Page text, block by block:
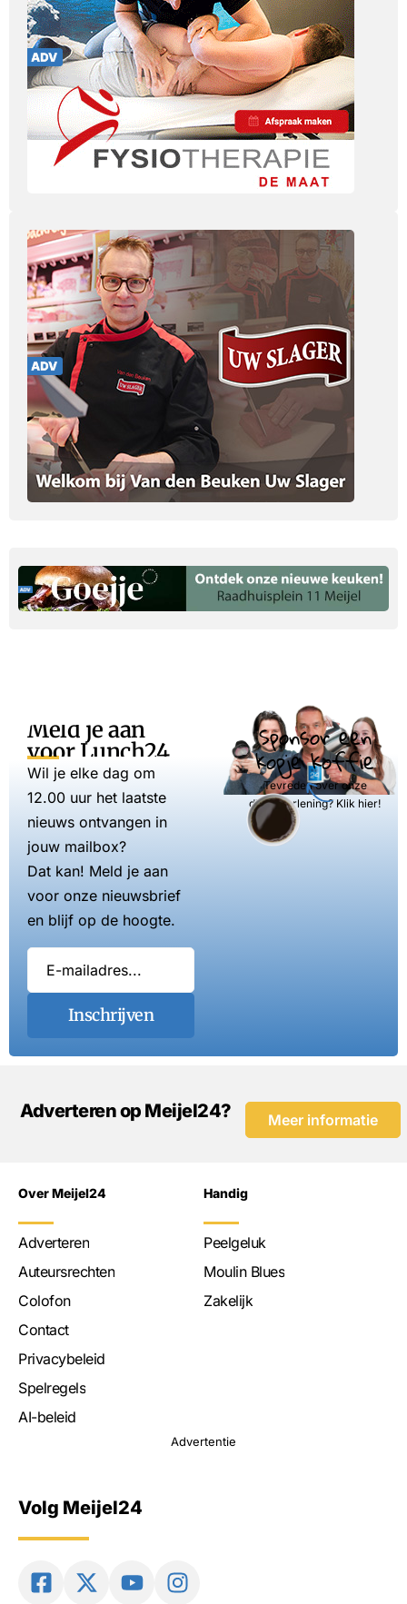
Meld je aan
voor Lunch24
Wil je elke dag om
12.00 uur het laatste
nieuws ontvangen in
jouw mailbox?
Dat kan! Meld je aan
voor onze nieuwsbrief
en blijf op de hoogte.
Inschrijven
Sponsor een
kopje koffie
Tevreden over onze
dienstverlening? Klik hier!
Adverteren op Meijel24? Meer informatie
Over Meijel24
Adverteren
Auteursrechten
Colofon
Contact
Privacybeleid
Spelregels
AI-beleid
Handig
Peelgeluk
Moulin Blues
Zakelijk
Advertentie
Volg Meijel24